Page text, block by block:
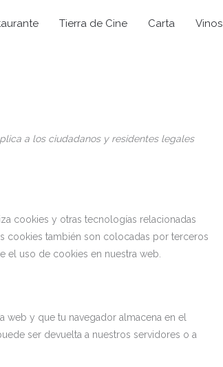
Tierra de Cine Carta Vinos
a los ciudadanos y residentes legales
cookies y otras tecnologías relacionadas
cookies también son colocadas por terceros
el uso de cookies en nuestra web.
web y que tu navegador almacena en el
ser devuelta a nuestros servidores o a
to
to
to
to
to
to
to